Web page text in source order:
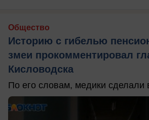
Общество
Историю с гибелью
змеи прокомментировал
Кисловодска
По его словам, медики сделали